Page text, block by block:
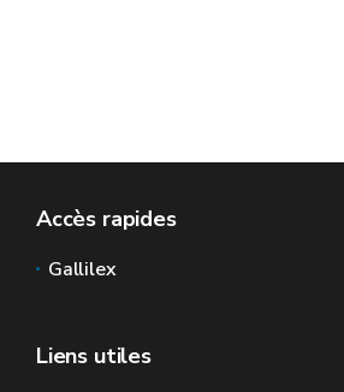
Accès rapides
Gallilex
Liens utiles